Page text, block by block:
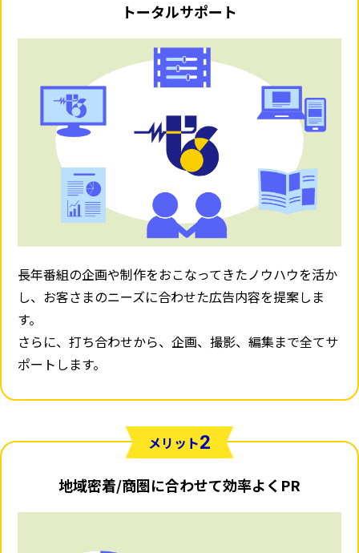
トータルサポート
長年番組の企画や制作をおこなってきたノウハウを活か
し、お客さまのニーズに合わせた広告内容を提案しま
す。
さらに、打ち合わせから、企画、撮影、編集まで全てサ
ポートします。
メリット2
地域密着/商圏に合わせて効率よくPR